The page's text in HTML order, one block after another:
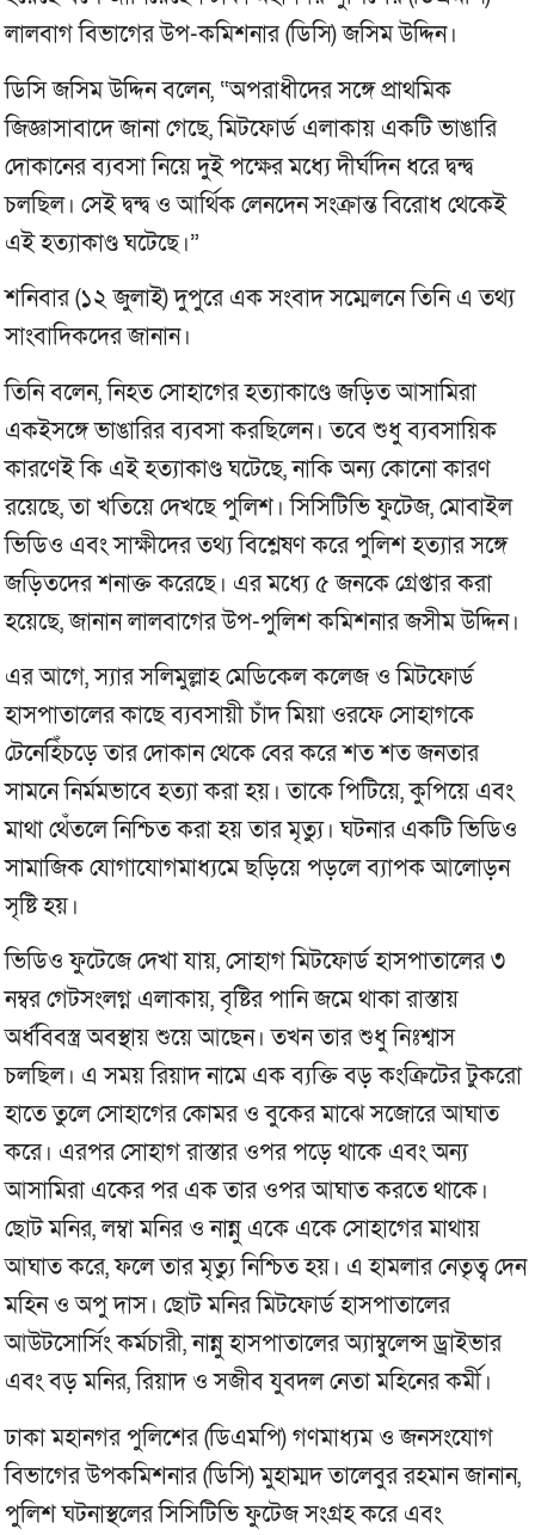
লালবাগ বিভাগের উপ-কমিশনার (ডিসি) জসিম উদ্দিন।
ডিসি জসিম উদ্দিন বলেন, “অপরাধীদের সঙ্গে প্রাথমিক
জিজ্ঞাসাবাদে জানা গেছে, মিটফোর্ড এলাকায় একটি ভাঙারি
দোকানের ব্যবসা নিয়ে দুই পক্ষের মধ্যে দীর্ঘদিন ধরে দ্বন্দ্ব
চলছিল। সেই দ্বন্দ্ব ও আর্থিক লেনদেন সংক্রান্ত বিরোধ থেকেই
এই হত্যাকাণ্ড ঘটেছে।”
শনিবার (১২ জুলাই) দুপুরে এক সংবাদ সম্মেলনে তিনি এ তথ্য
সাংবাদিকদের জানান।
তিনি বলেন, নিহত সোহাগের হত্যাকাণ্ডে জড়িত আসামিরা
একইসঙ্গে ভাঙারির ব্যবসা করছিলেন। তবে শুধু ব্যবসায়িক
কারণেই কি এই হত্যাকাণ্ড ঘটেছে, নাকি অন্য কোনো কারণ
রয়েছে, তা খতিয়ে দেখছে পুলিশ। সিসিটিভি ফুটেজ, মোবাইল
ভিডিও এবং সাক্ষীদের তথ্য বিশ্লেষণ করে পুলিশ হত্যার সঙ্গে
জড়িতদের শনাক্ত করেছে। এর মধ্যে ৫ জনকে গ্রেপ্তার করা
হয়েছে, জানান লালবাগের উপ-পুলিশ কমিশনার জসীম উদ্দিন।
এর আগে, স্যার সলিমুল্লাহ মেডিকেল কলেজ ও মিটফোর্ড
হাসপাতালের কাছে ব্যবসায়ী চাঁদ মিয়া ওরফে সোহাগকে
টেনেহিঁচড়ে তার দোকান থেকে বের করে শত শত জনতার
সামনে নির্মমভাবে হত্যা করা হয়। তাকে পিটিয়ে, কুপিয়ে এবং
মাথা থেঁতলে নিশ্চিত করা হয় তার মৃত্যু। ঘটনার একটি ভিডিও
সামাজিক যোগাযোগমাধ্যমে ছড়িয়ে পড়লে ব্যাপক আলোড়ন
সৃষ্টি হয়।
ভিডিও ফুটেজে দেখা যায়, সোহাগ মিটফোর্ড হাসপাতালের ৩
নম্বর গেটসংলগ্ন এলাকায়, বৃষ্টির পানি জমে থাকা রাস্তায়
অর্ধবিবস্ত্র অবস্থায় শুয়ে আছেন। তখন তার শুধু নিঃশ্বাস
চলছিল। এ সময় রিয়াদ নামে এক ব্যক্তি বড় কংক্রিটের টুকরো
হাতে তুলে সোহাগের কোমর ও বুকের মাঝে সজোরে আঘাত
করে। এরপর সোহাগ রাস্তার ওপর পড়ে থাকে এবং অন্য
আসামিরা একের পর এক তার ওপর আঘাত করতে থাকে।
ছোট মনির, লম্বা মনির ও নান্নু একে একে সোহাগের মাথায়
আঘাত করে, ফলে তার মৃত্যু নিশ্চিত হয়। এ হামলার নেতৃত্ব দেন
মহিন ও অপু দাস। ছোট মনির মিটফোর্ড হাসপাতালের
আউটসোর্সিং কর্মচারী, নান্নু হাসপাতালের অ্যাম্বুলেন্স ড্রাইভার
এবং বড় মনির, রিয়াদ ও সজীব যুবদল নেতা মহিনের কর্মী।
ঢাকা মহানগর পুলিশের (ডিএমপি) গণমাধ্যম ও জনসংযোগ
বিভাগের উপকমিশনার (ডিসি) মুহাম্মদ তালেবুর রহমান জানান,
পুলিশ ঘটনাস্থলের সিসিটিভি ফুটেজ সংগ্রহ করে এবং